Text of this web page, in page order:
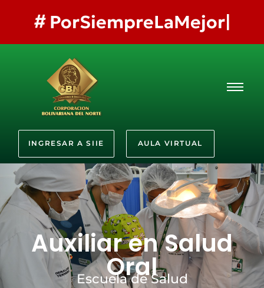
#QuieroSe
INGRESAR A SIIE AULA VIRTUAL
Auxiliar en Salud
Oral
Escuela de Salud